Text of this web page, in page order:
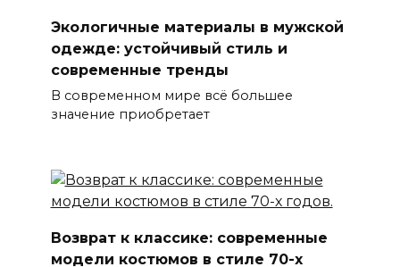
Экологичные материалы в мужской
одежде: устойчивый стиль и
современные тренды
В современном мире всё большее
значение приобретает
Возврат к классике: современные
модели костюмов в стиле 70-х